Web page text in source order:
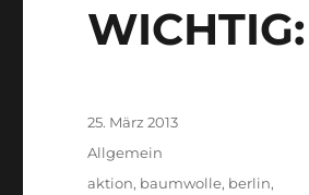
Autor
Veröffentlicht
am
25. März 2013
Kategorien
Allgemein
Schlagwörter
aktion, baumwolle, berlin,